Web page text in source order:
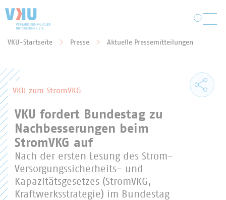
VKU-Startseite Presse Aktuelle Pressemitteilungen
VKU zum StromVKG
VKU fordert Bundestag zu
Nachbesserungen beim
StromVKG auf
Nach der ersten Lesung des Strom-
Versorgungssicherheits- und
Kapazitätsgesetzes (StromVKG,
Kraftwerksstrategie) im Bundestag